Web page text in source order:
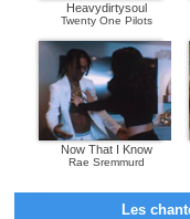
Heavydirtysoul
Twenty One Pilots
Now That I Know
Rae Sremmurd
Les